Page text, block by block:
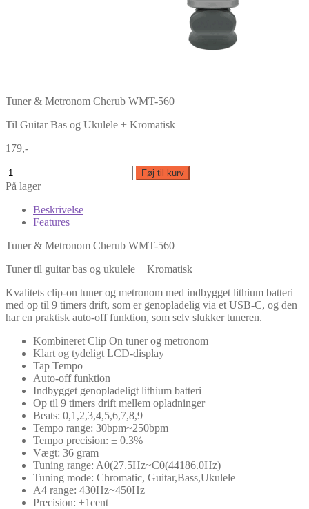
Tuner & Metronom Cherub WMT-560
Til Guitar Bas og Ukulele + Kromatisk
179,-
Føj til kurv
På lager
Beskrivelse
Features
Tuner & Metronom Cherub WMT-560
Tuner til guitar bas og ukulele + Kromatisk
Kvalitets clip-on tuner og metronom med indbygget lithium batteri
med op til 9 timers drift, som er genopladelig via et USB-C, og den
har en praktisk auto-off funktion, som selv slukker tuneren.
Kombineret Clip On tuner og metronom
Klart og tydeligt LCD-display
Tap Tempo
Auto-off funktion
Indbygget genopladeligt lithium batteri
Op til 9 timers drift mellem opladninger
Beats: 0,1,2,3,4,5,6,7,8,9
Tempo range: 30bpm~250bpm
Tempo precision: ± 0.3%
Vægt: 36 gram
Tuning range: A0(27.5Hz~C0(44186.0Hz)
Tuning mode: Chromatic, Guitar,Bass,Ukulele
A4 range: 430Hz~450Hz
Precision: ±1cent